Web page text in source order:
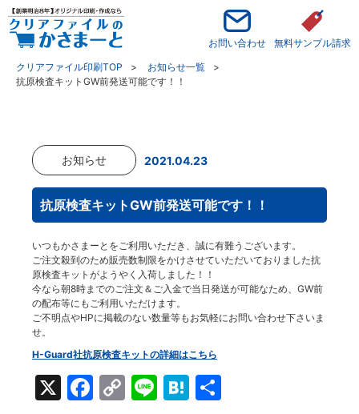
お問い合わせ
無料サンプル請求
クリアファイル印刷TOP
お知らせ一覧
抗原検査キットGW前発送可能です！！
お知らせ 2021.04.23
抗原検査キットGW前発送可能です！！
いつもかさまーとをご利用いただき、誠に有難うございます。
ご注文殺到のため販売数制限をかけさせていただいておりました抗
原検査キットがようやく入荷しました！！
今なら朝8時までのご注文＆ご入金で当日発送が可能なため、GW前
の配布等にもご利用いただけます。
ご不明点やHPに掲載のない数量等もお気軽にお問い合わせ下さいま
せ。
H-Guard社抗原検査キットの詳細はこちら
X Facebook
CopyLineHatena